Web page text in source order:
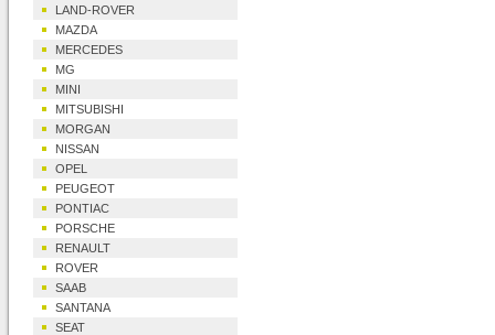
LAND-ROVER
MAZDA
MERCEDES
MG
MINI
MITSUBISHI
MORGAN
NISSAN
OPEL
PEUGEOT
PONTIAC
PORSCHE
RENAULT
ROVER
SAAB
SANTANA
SEAT